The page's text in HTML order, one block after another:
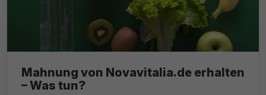
Mahnung von Novavitalia.de erhalten
– Was tun?